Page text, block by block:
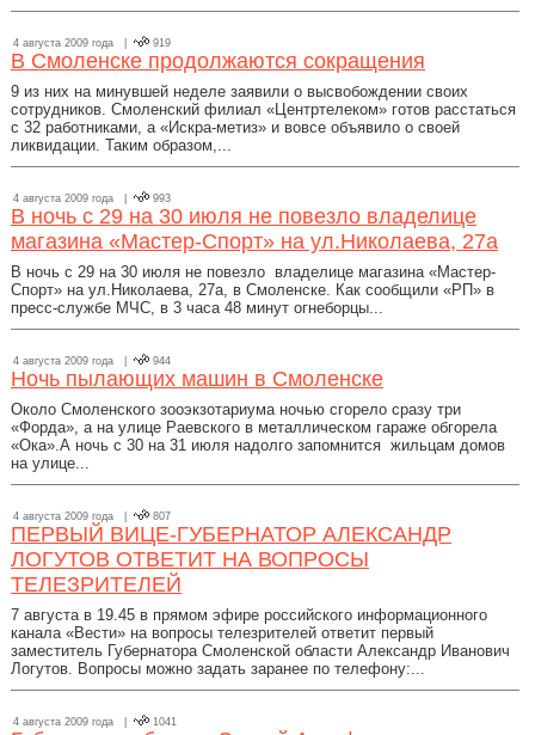
4 августа 2009 года | 919
В Смоленске продолжаются сокращения
9 из них на минувшей неделе заявили о высвобождении своих
сотрудников. Смоленский филиал «Центртелеком» готов расстаться
с 32 работниками, а «Искра-метиз» и вовсе объявило о своей
ликвидации. Таким образом,...
4 августа 2009 года | 993
В ночь с 29 на 30 июля не повезло владелице
магазина «Мастер-Спорт» на ул.Николаева, 27а
В ночь с 29 на 30 июля не повезло владелице магазина «Мастер-
Спорт» на ул.Николаева, 27а, в Смоленске. Как сообщили «РП» в
пресс-службе МЧС, в 3 часа 48 минут огнеборцы...
4 августа 2009 года | 944
Ночь пылающих машин в Смоленске
Около Смоленского зооэкзотариума ночью сгорело сразу три
«Форда», а на улице Раевского в металлическом гараже обгорела
«Ока».А ночь с 30 на 31 июля надолго запомнится жильцам домов
на улице...
4 августа 2009 года | 807
ПЕРВЫЙ ВИЦЕ-ГУБЕРНАТОР АЛЕКСАНДР
ЛОГУТОВ ОТВЕТИТ НА ВОПРОСЫ
ТЕЛЕЗРИТЕЛЕЙ
7 августа в 19.45 в прямом эфире российского информационного
канала «Вести» на вопросы телезрителей ответит первый
заместитель Губернатора Смоленской области Александр Иванович
Логутов. Вопросы можно задать заранее по телефону:...
4 августа 2009 года | 1041